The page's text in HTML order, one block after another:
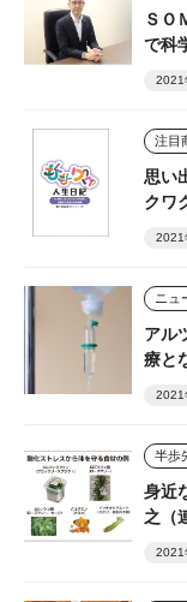
ＳＯ
で科
2021
注目
思い
クワ
2021
ニュ
アル
療と
2021
身近
之（
2021